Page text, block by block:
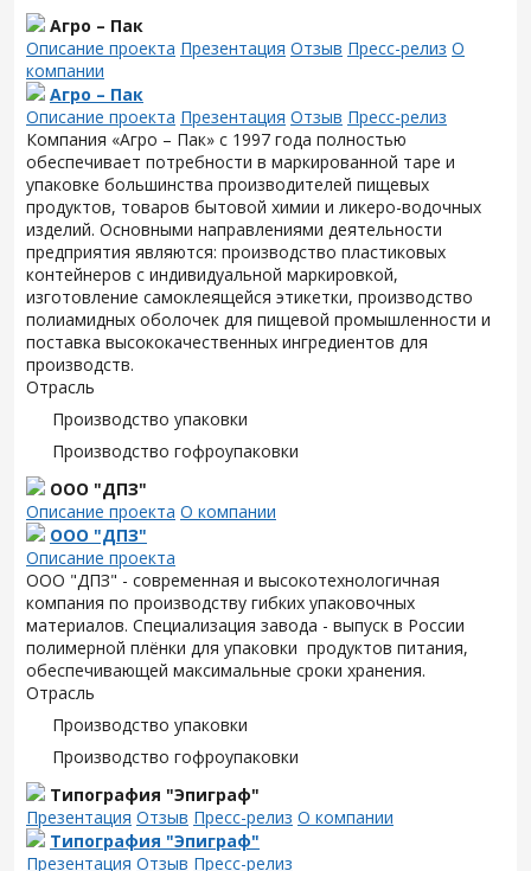
Агро – Пак
Описание проекта Презентация Отзыв Пресс-релиз О
компании
Агро – Пак
Описание проекта Презентация Отзыв Пресс-релиз
Компания «Агро – Пак» с 1997 года полностью
обеспечивает потребности в маркированной таре и
упаковке большинства производителей пищевых
продуктов, товаров бытовой химии и ликеро-водочных
изделий. Основными направлениями деятельности
предприятия являются: производство пластиковых
контейнеров с индивидуальной маркировкой,
изготовление самоклеящейся этикетки, производство
полиамидных оболочек для пищевой промышленности и
поставка высококачественных ингредиентов для
производств.
Отрасль
Производство упаковки
Производство гофроупаковки
ООО "ДПЗ"
Описание проекта О компании
ООО "ДПЗ"
Описание проекта
ООО "ДПЗ" - современная и высокотехнологичная
компания по производству гибких упаковочных
материалов. Специализация завода - выпуск в России
полимерной плёнки для упаковки продуктов питания,
обеспечивающей максимальные сроки хранения.
Отрасль
Производство упаковки
Производство гофроупаковки
Типография "Эпиграф"
Презентация Отзыв Пресс-релиз О компании
Типография "Эпиграф"
Презентация Отзыв Пресс-релиз